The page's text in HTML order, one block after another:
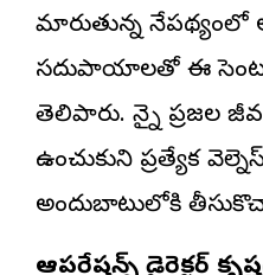
మారుతున్న నేపథ్యంలో
సదుపాయాలతో ఈ
తెలిపారు. చెన్నై ప్రజల
ఉంచుకుని ప్రత్యేక
అందుబాటులోకి
ఆపరేషన్స్ డైరెక్టర్